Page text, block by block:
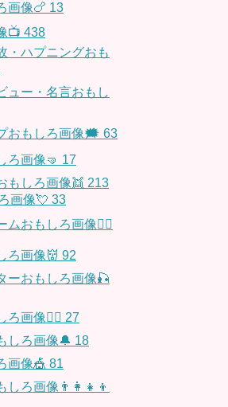
画像🍗 13
📺 438
・ハプニングおも
ュー・名言おもし
おもしろ画像🗯 63
ろ画像🤜 17
もしろ画像👯 213
画像💘 33
ムおもしろ画像🧚‍♀️
ろ画像👹 92
ーおもしろ画像🎣
ろ画像🤹‍♂️ 27
しろ画像🔔 18
画像🎪 81
しろ画像👨‍👩‍👧‍👦